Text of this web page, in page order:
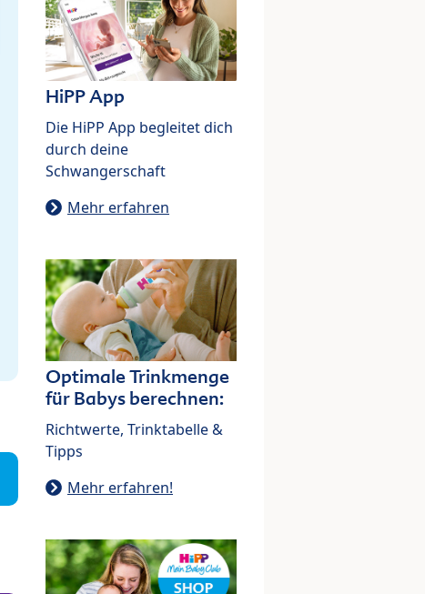
HiPP App
Die HiPP App begleitet dich
durch deine
Schwangerschaft
Mehr erfahren
Optimale Trinkmenge
für Babys berechnen:
Richtwerte, Trinktabelle &
Tipps
Mehr erfahren!